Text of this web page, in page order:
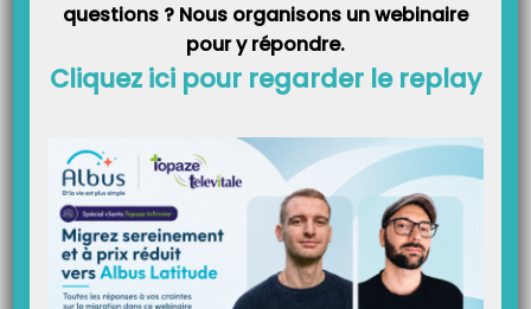
questions ? Nous organisons un webinaire
pour y répondre.
Cliquez ici pour regarder le replay